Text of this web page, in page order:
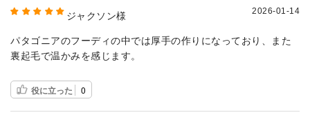
ジャクソン様 2026-01-14
パタゴニアのフーディの中では厚手の作りになっており、また
裏起毛で温かみを感じます。
役に立った 0